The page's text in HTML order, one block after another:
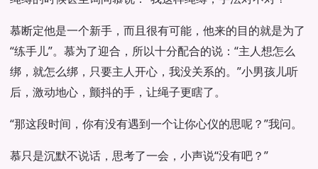
慕断定他是一个新手，而且很有可能，他来的目的就是为了
“练手儿”。慕为了迎合，所以十分配合的说：“主人想怎么
绑，就怎么绑，只要主人开心，我没关系的。”小男孩儿听
后，激动地心，颤抖的手，让绳子更瞎了。
“那这段时间，你有没有遇到一个让你心仪的思呢？”我问。
慕只是沉默不说话，思考了一会，小声说“没有吧？”